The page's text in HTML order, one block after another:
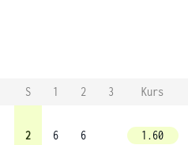
S 1 2 3
Kurs
2
6
6
1.60